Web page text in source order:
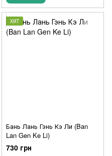
ХИТ
Бань Лань Гэнь Кэ Ли (Ban
Lan Gen Ke Li)
730 грн